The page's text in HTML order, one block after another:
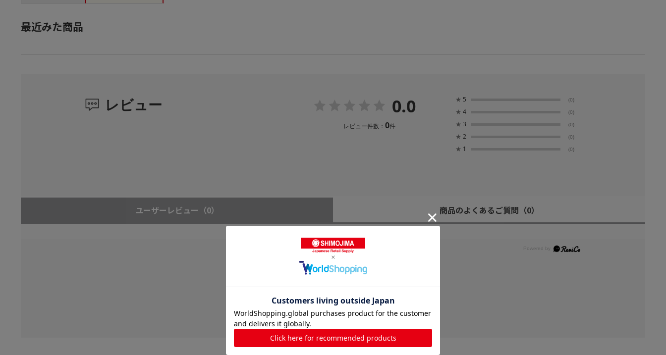
最近みた商品
レビュー 0.0
レビュー件数： 0件
★ 5 (0)
★ 4 (0)
★ 3 (0)
★ 2 (0)
★ 1 (0)
ユーザーレビュー （0） 商品のよくあるご質問 （0）
レビューはありません。